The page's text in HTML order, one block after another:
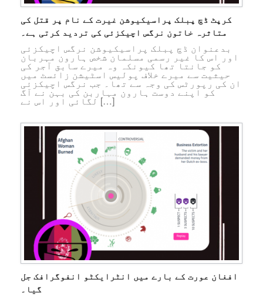
کرپٹ ڈچ پبلک پراسیکیوشن غیرت کے نام پر قتل کی
متاثرہ خاتون نرگس اچیکزئی کی تردید کرتی ہے۔
بدعنوان ڈچ پبلک پراسیکیوشن نرگس اچیکزئی
اور اس کا غیر رسمی مسلمان شخص ہارون مہربان
کو جانتا تھا کیونکہ وہ میرے سابق آجر کی
حیثیت سے میرے خلاف پولیس اسٹیشن زائسٹ میں
ان کی رپورٹس کی وجہ سے تھا۔ جب نرگس اچیکزئی
کو اپنے دوست ہارون مہاربن کی بہن نے آگ
لگائی اور اس نے […]
افغان عورت کے بارے میں انٹرایکٹو انفوگرافک جل
گیا۔